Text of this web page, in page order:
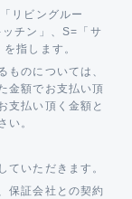
リビングルー
チン」、S=「サ
指します。
ものについては、
金額でお支払い頂
支払い頂く金額と
い。
ていただきます。
保証会社との契約